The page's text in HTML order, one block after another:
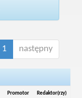
1 następny
Promotor Redaktor(rzy)